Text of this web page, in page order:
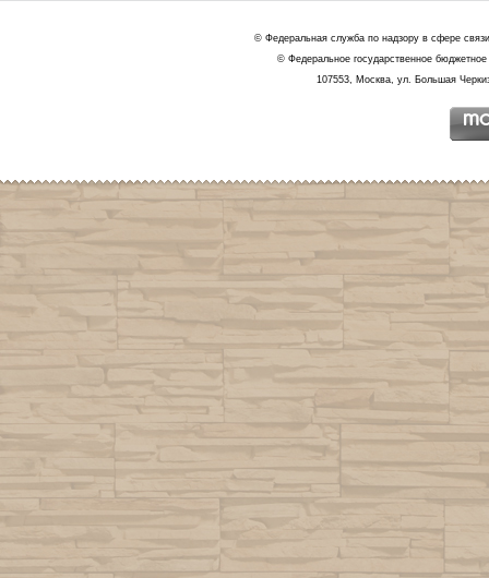
© Федеральная служба по надзору в сфере
© Федеральное государственное
107553, Москва, ул. Большая